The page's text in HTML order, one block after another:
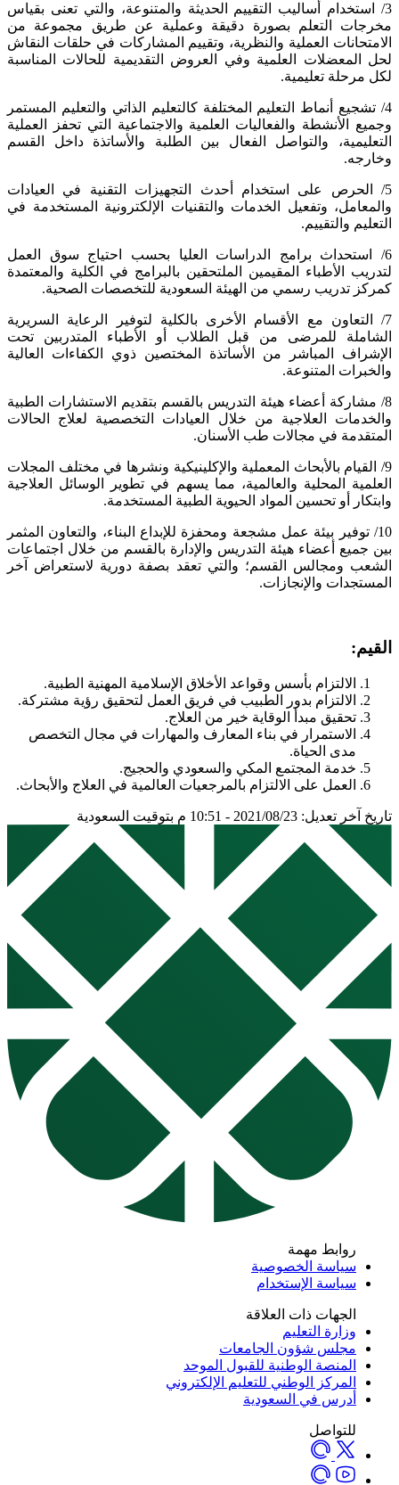
3/ استخدام أساليب التقييم الحديثة والمتنوعة، والتي تعنى بقياس
مخرجات التعلم بصورة دقيقة وعملية عن طريق مجموعة من
الامتحانات العملية والنظرية، وتقييم المشاركات في حلقات النقاش
لحل المعضلات العلمية وفي العروض التقديمية للحالات المناسبة
لكل مرحلة تعليمية.
4/ تشجيع أنماط التعليم المختلفة كالتعليم الذاتي والتعليم المستمر
وجميع الأنشطة والفعاليات العلمية والاجتماعية التي تحفز العملية
التعليمية، والتواصل الفعال بين الطلبة والأساتذة داخل القسم
وخارجه.
5/ الحرص على استخدام أحدث التجهيزات التقنية في العيادات
والمعامل، وتفعيل الخدمات والتقنيات الإلكترونية المستخدمة في
التعليم والتقييم.
6/ استحداث برامج الدراسات العليا بحسب احتياج سوق العمل
لتدريب الأطباء المقيمين الملتحقين بالبرامج في الكلية والمعتمدة
كمركز تدريب رسمي من الهيئة السعودية للتخصصات الصحية.
7/ التعاون مع الأقسام الأخرى بالكلية لتوفير الرعاية السريرية
الشاملة للمرضى من قبل الطلاب أو الأطباء المتدربين تحت
الإشراف المباشر من الأساتذة المختصين ذوي الكفاءات العالية
والخبرات المتنوعة.
8/ مشاركة أعضاء هيئة التدريس بالقسم بتقديم الاستشارات الطبية
والخدمات العلاجية من خلال العيادات التخصصية لعلاج الحالات
المتقدمة في مجالات طب الأسنان.
9/ القيام بالأبحاث المعملية والإكلينيكية ونشرها في مختلف المجلات
العلمية المحلية والعالمية، مما يسهم في تطوير الوسائل العلاجية
وابتكار أو تحسين المواد الحيوية الطبية المستخدمة.
10/ توفير بيئة عمل مشجعة ومحفزة للإبداع البناء، والتعاون المثمر
بين جميع أعضاء هيئة التدريس والإدارة بالقسم من خلال اجتماعات
الشعب ومجالس القسم؛ والتي تعقد بصفة دورية لاستعراض آخر
المستجدات والإنجازات.
القيم:
الالتزام بأسس وقواعد الأخلاق الإسلامية المهنية الطبية.
الالتزام بدور الطبيب في فريق العمل لتحقيق رؤية مشتركة.
تحقيق مبدأ الوقاية خير من العلاج.
الاستمرار في بناء المعارف والمهارات في مجال التخصص
مدى الحياة.
خدمة المجتمع المكي والسعودي والحجيج.
العمل على الالتزام بالمرجعيات العالمية في العلاج والأبحاث.
تاريخ آخر تعديل: 2021/08/23 - 10:51 م بتوقيت السعودية
روابط مهمة
سياسة الخصوصية
سياسة الإستخدام
الجهات ذات العلاقة
وزارة التعليم
مجلس شؤون الجامعات
المنصة الوطنية للقبول الموحد
المركز الوطني للتعليم الإلكتروني
أدرس في السعودية
للتواصل